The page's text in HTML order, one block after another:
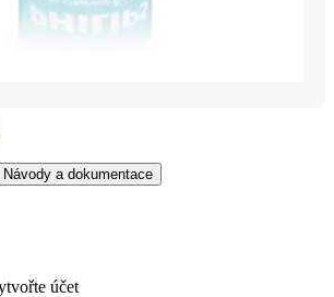
Návody a dokumentace
účet